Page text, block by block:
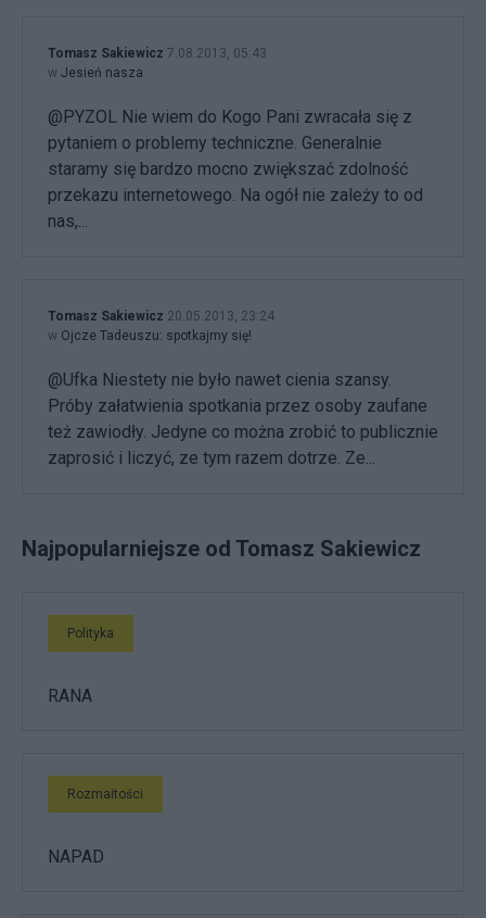
Tomasz Sakiewicz 7.08.2013, 05:43
w Jesień nasza
@PYZOL Nie wiem do Kogo Pani zwracała się z
pytaniem o problemy techniczne. Generalnie
staramy się bardzo mocno zwiększać zdolność
przekazu internetowego. Na ogół nie zależy to od
nas,...
Tomasz Sakiewicz 20.05.2013, 23:24
w Ojcze Tadeuszu: spotkajmy się!
@Ufka Niestety nie było nawet cienia szansy.
Próby załatwienia spotkania przez osoby zaufane
też zawiodły. Jedyne co można zrobić to publicznie
zaprosić i liczyć, ze tym razem dotrze. Ze...
Najpopularniejsze od Tomasz Sakiewicz
Polityka
RANA
Rozmaitości
NAPAD